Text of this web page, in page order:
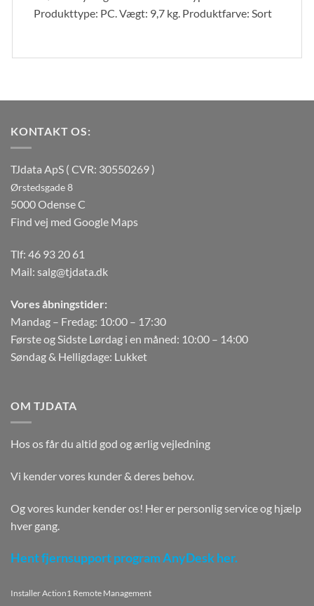
Produkttype: PC. Vægt: 9,7 kg. Produktfarve: Sort
KONTAKT OS:
TJdata ApS ( CVR: 30550269 )
Ørstedsgade 8
5000 Odense C
Find vej med Google Maps
Tlf: 46 93 20 61
Mail: salg@tjdata.dk
Vores åbningstider:
Mandag – Fredag: 10:00 – 17:30
Første og Sidste Lørdag i en måned: 10:00 – 14:00
Søndag & Helligdage: Lukket
OM TJDATA
Hos os får du altid god og ærlig vejledning
Vi kender vores kunder & deres behov.
Og vores kunder kender os! Her er personlig service og hjælp
hver gang.
Hent fjernsupport program AnyDesk her.
Installer Action1 Remote Management